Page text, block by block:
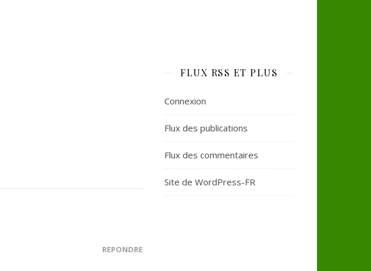
RÉPONDRE
FLUX RSS ET PLUS
Connexion
Flux des publications
Flux des commentaires
Site de WordPress-FR